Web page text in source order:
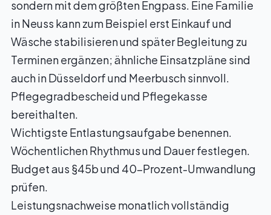
sondern mit dem größten Engpass. Eine Familie
in Neuss kann zum Beispiel erst Einkauf und
Wäsche stabilisieren und später Begleitung zu
Terminen ergänzen; ähnliche Einsatzpläne sind
auch inDüsseldorfund Meerbuschsinnvoll.
Pflegegradbescheid und Pflegekasse
bereithalten.
Wichtigste Entlastungsaufgabe benennen.
Wöchentlichen Rhythmus und Dauer festlegen.
Budget aus §45b und 40-Prozent-Umwandlung
prüfen.
Leistungsnachweise monatlich vollständig